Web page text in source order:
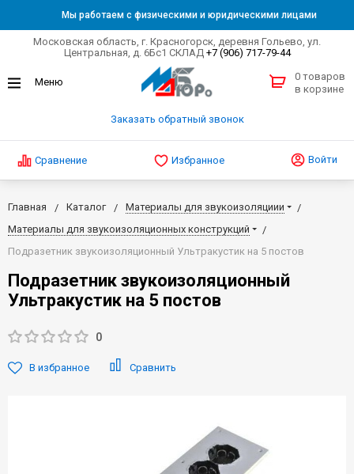
Мы работаем с физическими и юридическими лицами
Московская область, г. Красногорск, деревня Гольево, ул.
Центральная, д. 6Бс1 СКЛАД +7 (906) 717-79-44
Заказать обратный звонок
0 товаров
в корзине
Сравнение Избранное Войти
Главная Каталог
Материалы для звукоизоляциии
Материалы для звукоизоляционных конструкций
Подразетник звукоизоляционный Ультракустик на 5 постов
Подразетник звукоизоляционный
Ультракустик на 5 постов
0
В избранное Сравнить